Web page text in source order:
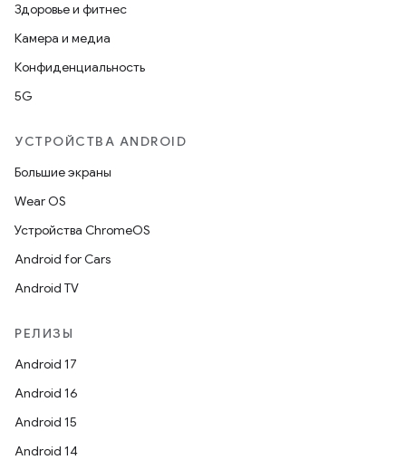
Здоровье и фитнес
Камера и медиа
Конфиденциальность
5G
УСТРОЙСТВА ANDROID
Большие экраны
Wear OS
Устройства ChromeOS
Android for Cars
Android TV
РЕЛИЗЫ
Android 17
Android 16
Android 15
Android 14